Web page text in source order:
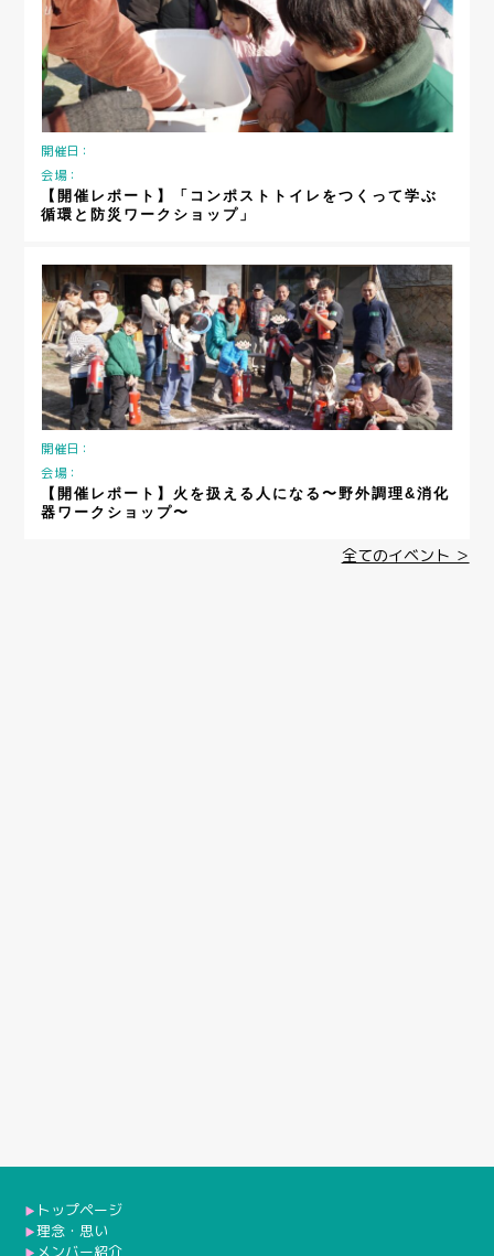
開催日：
会場：
【開催レポート】「コンポストトイレをつくって学ぶ
循環と防災ワークショップ」
開催日：
会場：
【開催レポート】火を扱える人になる〜野外調理&消化
器ワークショップ〜
全てのイベント ＞
▶︎ トップページ
▶︎理念・思い
メンバー紹介